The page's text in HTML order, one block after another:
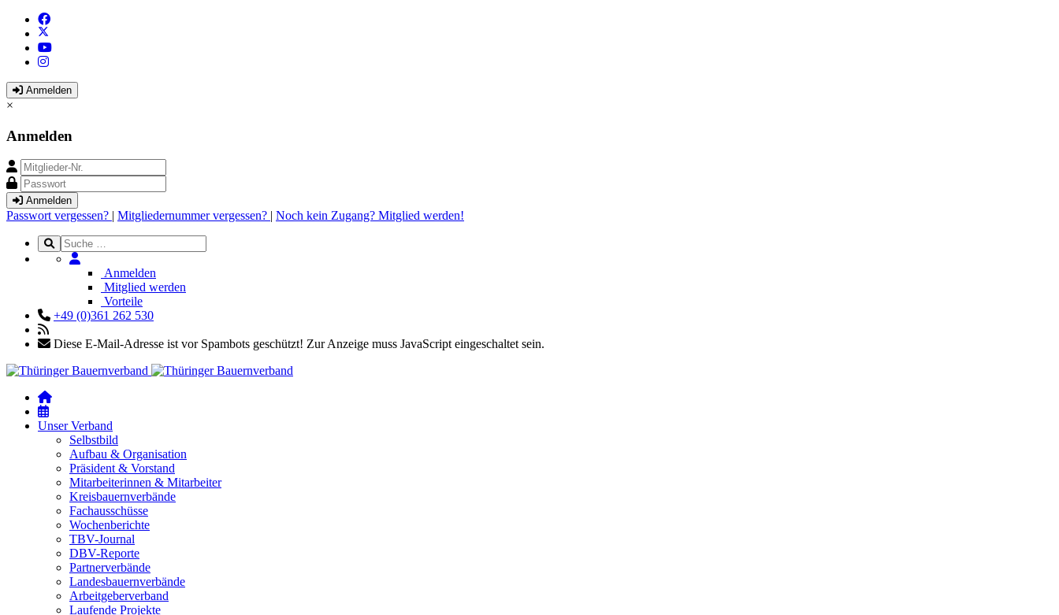
Anmelden
×
Anmelden
Anmelden
Passwort vergessen? | Mitgliedernummer vergessen? | Noch kein Zugang? Mitglied werden!
Anmelden
Mitglied werden
Vorteile
+49 (0)361 262 530
Diese E-Mail-Adresse ist vor Spambots geschützt! Zur Anzeige muss JavaScript eingeschaltet sein.
Unser Verband
Selbstbild
Aufbau & Organisation
Präsident & Vorstand
Mitarbeiterinnen & Mitarbeiter
Kreisbauernverbände
Fachausschüsse
Wochenberichte
TBV-Journal
DBV-Reporte
Partnerverbände
Landesbauernverbände
Arbeitgeberverband
Laufende Projekte